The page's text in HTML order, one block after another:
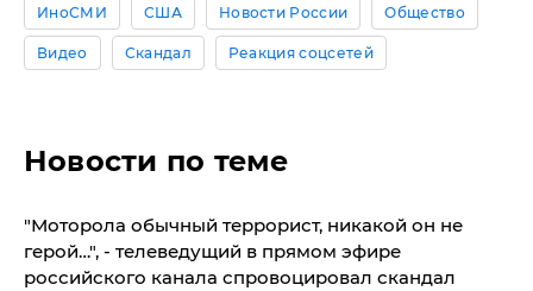
ИноСМИ США Новости России Общество
Видео Скандал Реакция соцсетей
Новости по теме
​"Моторола обычный террорист, никакой он не
герой…", - телеведущий в прямом эфире
российского канала спровоцировал скандал